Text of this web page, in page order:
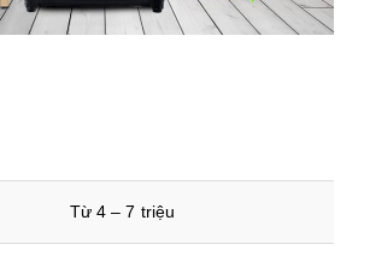
Từ 4 – 7 triệu